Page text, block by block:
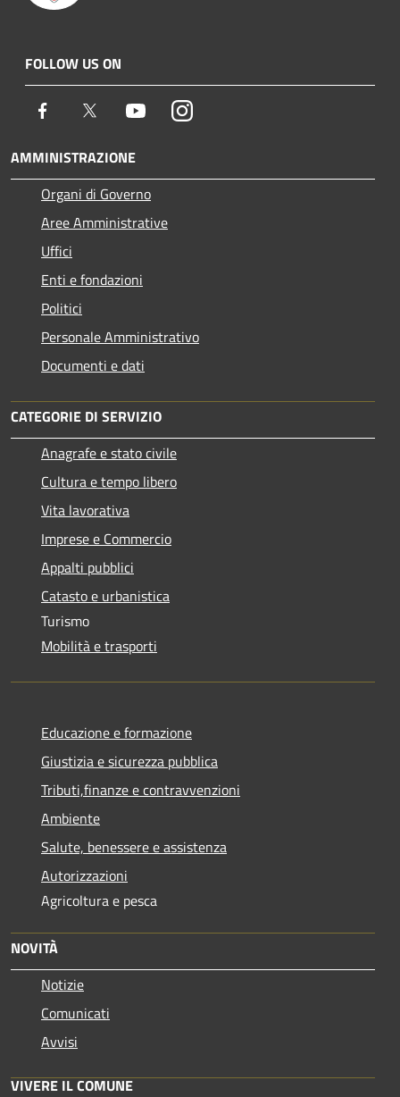
FOLLOW US ON
Facebook Twitter YoutubeInstagram
AMMINISTRAZIONE
Organi di Governo
Aree Amministrative
Uffici
Enti e fondazioni
Politici
Personale Amministrativo
Documenti e dati
CATEGORIE DI SERVIZIO
Anagrafe e stato civile
Cultura e tempo libero
Vita lavorativa
Imprese e Commercio
Appalti pubblici
Catasto e urbanistica
Turismo
Mobilità e trasporti
Educazione e formazione
Giustizia e sicurezza pubblica
Tributi,finanze e contravvenzioni
Ambiente
Salute, benessere e assistenza
Autorizzazioni
Agricoltura e pesca
NOVITÀ
Notizie
Comunicati
Avvisi
VIVERE IL COMUNE